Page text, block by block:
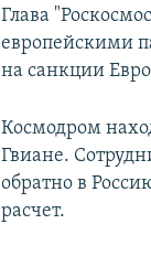
Глава
европейскими
на санкции
Космодром
Гвиане.
обратно в
расчет.